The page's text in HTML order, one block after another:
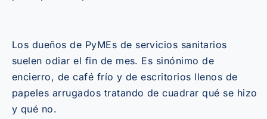
Los dueños de PyMEs de servicios sanitarios
suelen odiar el fin de mes. Es sinónimo de
encierro, de café frío y de escritorios llenos de
papeles arrugados tratando de cuadrar qué se hizo
y qué no.